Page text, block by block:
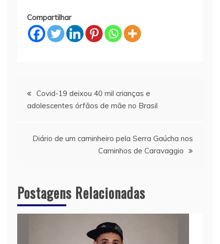
Compartilhar
Navegação
de
Post
Covid-19 deixou 40 mil crianças e
adolescentes órfãos de mãe no Brasil
Diário de um caminheiro pela Serra Gaúcha nos
Caminhos de Caravaggio
Postagens Relacionadas